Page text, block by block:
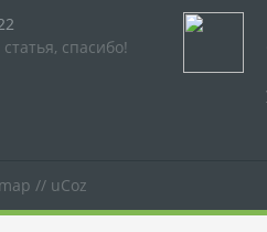
спасибо!
// uCoz